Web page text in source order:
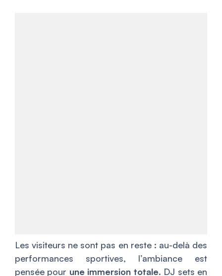
Les visiteurs ne sont pas en reste : au-delà des
performances sportives, l’ambiance est
pensée pour une immersion totale. DJ sets en